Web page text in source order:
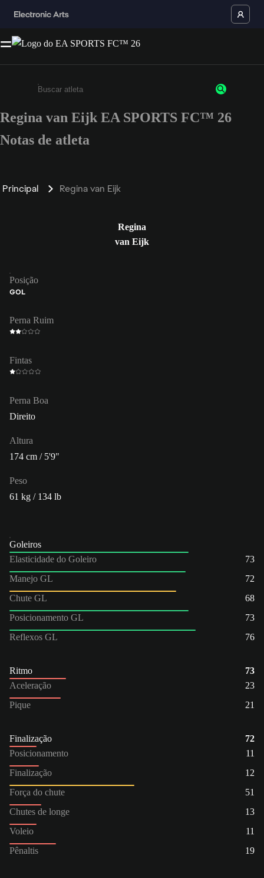
Insira pelo menos 3 caracteres ou números
Regina van Eijk EA SPORTS FC™ 26
Notas de atleta
Principal Regina van Eijk
Regina
van Eijk
Posição
GOL
Perna Ruim
Fintas
Perna Boa
Direito
Altura
174 cm / 5'9"
Peso
61 kg / 134 lb
Goleiros
Elasticidade do Goleiro
73
Manejo GL
72
Chute GL
68
Posicionamento GL
73
Reflexos GL
76
Ritmo
73
Aceleração
23
Pique
21
Finalização
72
Posicionamento
11
Finalização
12
Força do chute
51
Chutes de longe
13
Voleio
11
Pênaltis
19